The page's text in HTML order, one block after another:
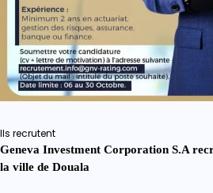
Ils recrutent
Geneva Investment Corporation S.A
la ville de Douala